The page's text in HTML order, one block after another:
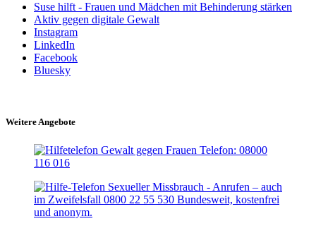
Suse hilft - Frauen und Mädchen mit Behinderung stärken
Aktiv gegen digitale Gewalt
Instagram
LinkedIn
Facebook
Bluesky
Weitere Angebote